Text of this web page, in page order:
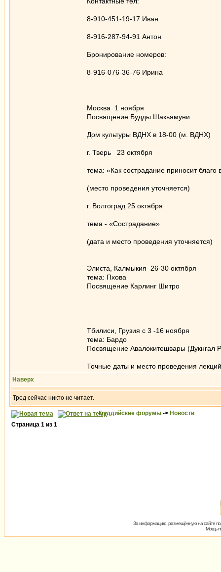
8-910-451-19-17 Иван
8-916-287-94-91 Антон
Бронирование номеров:
8-916-076-36-76 Ирина
Москва 1 ноября
Посвящение Будды Шакьямуни
Дом культуры ВДНХ в 18-00 (м. ВДНХ)
г. Тверь 23 октября
тема: «Как сострадание приносит благо
(место проведения уточняется)
г. Волгоград 25 октября
тема - «Сострадание»
(дата и место проведения уточняется)
Элиста, Калмыкия 26-30 октября
тема: Пхова
Посвящение Карлинг Шитро
Тбилиси, Грузия с 3 -16 ноября
тема: Бардо
Посвящение Авалокитешвары (Дукнгал
Точные даты и место проведения
Наверх
Тред сейчас никто не читает.
Буддийские форумы -> Новости
Страница 1 из 1
За информацию, размещённую на сайте
Мощь